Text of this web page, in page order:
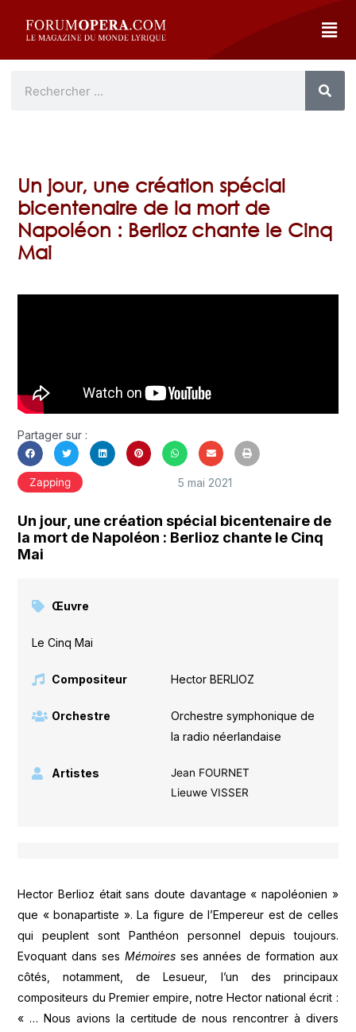
Un jour, une création spécial
bicentenaire de la mort de
Napoléon : Berlioz chante le Cinq
Mai
Partager sur :
Zapping 5 mai 2021
Un jour, une création spécial bicentenaire de
la mort de Napoléon : Berlioz chante le Cinq
Mai
Œuvre
Le Cinq Mai
Compositeur Hector BERLIOZ
Orchestre
Orchestre symphonique de
la radio néerlandaise
Artistes
Jean FOURNET
Lieuwe VISSER
Hector Berlioz était sans doute davantage « napoléonien »
que « bonapartiste ». La figure de l’Empereur est de celles
qui peuplent sont Panthéon personnel depuis toujours.
Evoquant dans ses Mémoiresses années de formation aux
côtés, notamment, de Lesueur, l’un des principaux
compositeurs du Premier empire, notre Hector national écrit :
« … Nous avions la certitude de nous rencontrer à divers